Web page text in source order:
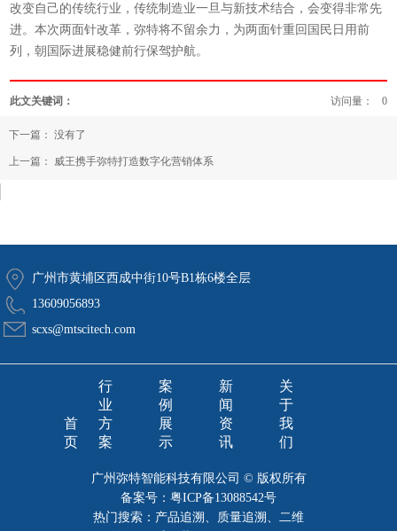
改变自己的传统行业，传统制造业一旦与新技术结合，会变得非常先
进。本次两面针改革，弥特将不留余力，为两面针重回国民日用前
列，朝国际进展稳健前行保驾护航。
访问量： 0
此文关键词：
下一篇： 没有了
上一篇： 威王携手弥特打造数字化营销体系
广州市黄埔区西成中街10号B1栋6楼全层
13609056893
scxs@mtscitech.com
首
页
行
业
方
案
案
例
展
示
新
闻
资
讯
关
于
我
们
广州弥特智能科技有限公司 © 版权所有
备案号： 粤ICP备13088542号
热门搜索：产品追溯、质量追溯、二维